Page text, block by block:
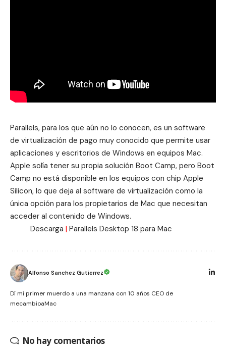
Parallels, para los que aún no lo conocen, es un software
de virtualización de pago muy conocido que permite usar
aplicaciones y escritorios de Windows en equipos Mac.
Apple solía tener su propia solución Boot Camp, pero Boot
Camp no está disponible en los equipos con chip Apple
Silicon, lo que deja al software de virtualización como la
única opción para los propietarios de Mac que necesitan
acceder al contenido de Windows.
Descarga | Parallels Desktop 18 para Mac
Alfonso Sanchez Gutierrez
Dí mi primer muerdo a una manzana con 10 años CEO de
mecambioaMac
No hay comentarios